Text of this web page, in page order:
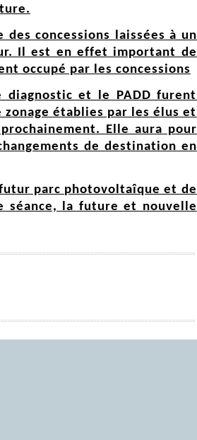
concessions laissées à un
Il est en effet important de
occupé par les concessions
et le PADD furent
établies par les élus et
Elle aura pour
de destination en
parc photovoltaîque et de
séance, la future et nouvelle